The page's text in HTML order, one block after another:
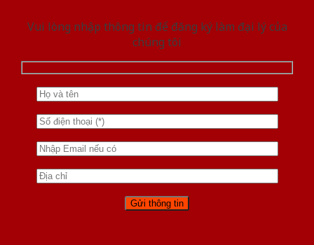
Vui lòng nhập thông tin để đăng ký làm đại lý của
chúng tôi